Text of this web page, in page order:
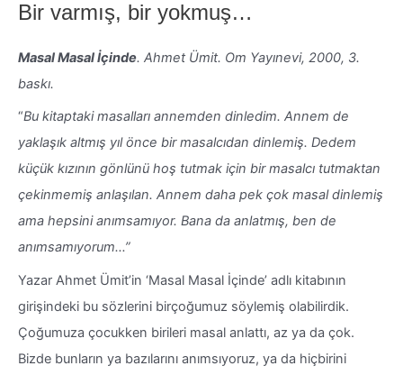
Bir varmış, bir yokmuş…
Masal Masal İçinde. Ahmet Ümit. Om Yayınevi, 2000, 3.
baskı.
“Bu kitaptaki masalları annemden dinledim. Annem de
yaklaşık altmış yıl önce bir masalcıdan dinlemiş. Dedem
küçük kızının gönlünü hoş tutmak için bir masalcı tutmaktan
çekinmemiş anlaşılan. Annem daha pek çok masal dinlemiş
ama hepsini anımsamıyor. Bana da anlatmış, ben de
anımsamıyorum…”
Yazar Ahmet Ümit’in ‘Masal Masal İçinde’ adlı kitabının
girişindeki bu sözlerini birçoğumuz söylemiş olabilirdik.
Çoğumuza çocukken birileri masal anlattı, az ya da çok.
Bizde bunların ya bazılarını anımsıyoruz, ya da hiçbirini